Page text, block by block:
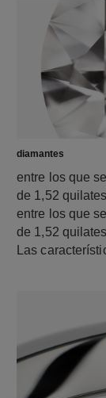
diamantes
entre los que
de 1,52
entre los que
de 1,52
Las